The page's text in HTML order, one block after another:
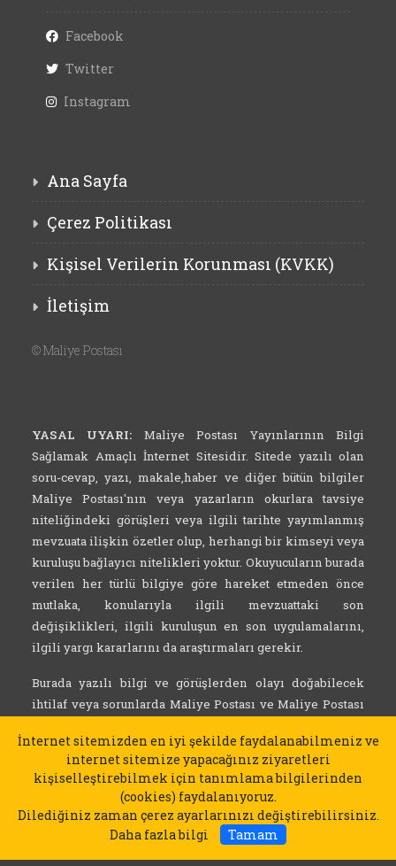
Facebook
Twitter
Instagram
Ana Sayfa
Çerez Politikası
Kişisel Verilerin Korunması (KVKK)
İletişim
©Maliye Postası
YASAL UYARI: Maliye Postası Yayınlarının Bilgi
Sağlamak Amaçlı İnternet Sitesidir. Sitede yazılı olan
soru-cevap, yazı, makale,haber ve diğer bütün bilgiler
Maliye Postası'nın veya yazarların okurlara tavsiye
niteliğindeki görüşleri veya ilgili tarihte yayımlanmış
mevzuata ilişkin özetler olup, herhangi bir kimseyi veya
kuruluşu bağlayıcı nitelikleri yoktur. Okuyucuların burada
verilen her türlü bilgiye göre hareket etmeden önce
mutlaka, konularıyla ilgili mevzuattaki son
değişiklikleri, ilgili kuruluşun en son uygulamalarını,
ilgili yargı kararlarını da araştırmaları gerekir.
Burada yazılı bilgi ve görüşlerden olayı doğabilecek
ihtilaf veya sorunlarda Maliye Postası ve Maliye Postası
İnternet sitemizden en iyi şekilde faydalanabilmeniz ve
internet sitemize yapacağınız ziyaretleri
kişiselleştirebilmek için tanımlama bilgilerinden
(cookies) faydalanıyoruz.
Dilediğiniz zaman çerez ayarlarınızı değiştirebilirsiniz.
Daha fazla bilgi
Tamam